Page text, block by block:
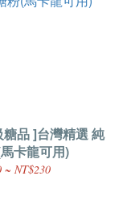
糖品 ]台灣精選 純
卡龍可用)
~ NT$230